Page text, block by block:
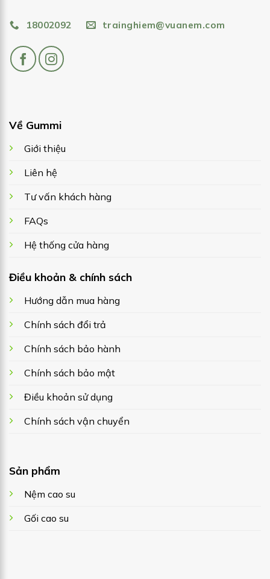
18002092 trainghiem@vuanem.com
Về Gummi
Giới thiệu
Liên hệ
Tư vấn khách hàng
FAQs
Hệ thống cửa hàng
Điều khoản & chính sách
Hướng dẫn mua hàng
Chính sách đổi trả
Chính sách bảo hành
Chính sách bảo mật
Điều khoản sử dụng
Chính sách vận chuyển
Sản phẩm
Nệm cao su
Gối cao su